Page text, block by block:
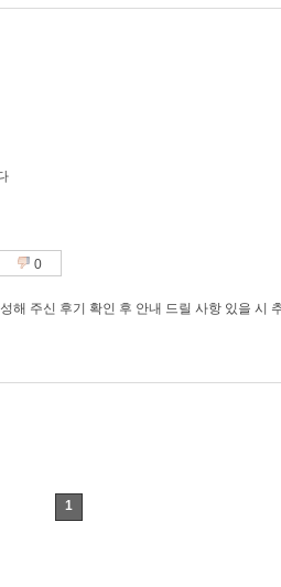
0
해 주신 후기 확인 후 안내 드릴 사항 있을 시
1